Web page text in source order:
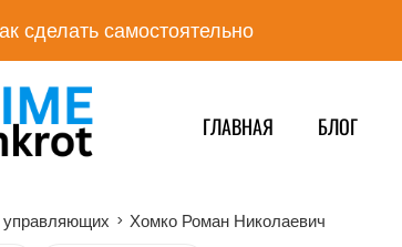
сделать самостоятельно
ГЛАВНАЯ БЛОГ
управляющих > Хомко Роман Николаевич